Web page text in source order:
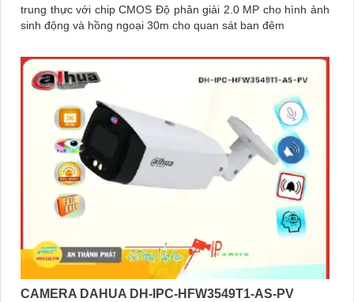
trung thực với chip CMOS Độ phân giải 2.0 MP cho hình ảnh
sinh động và hồng ngoại 30m cho quan sát ban đêm
CAMERA DAHUA DH-IPC-HFW3549T1-AS-PV